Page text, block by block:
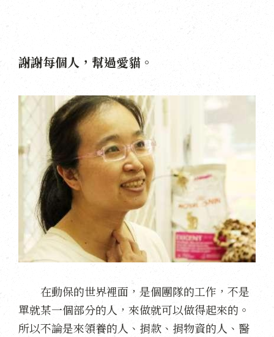
謝謝每個人，幫過愛貓。
在動保的世界裡面，是個團隊的工作，不是
單就某一個部分的人，來做就可以做得起來的。
所以不論是來領養的人、捐款、捐物資的人、醫